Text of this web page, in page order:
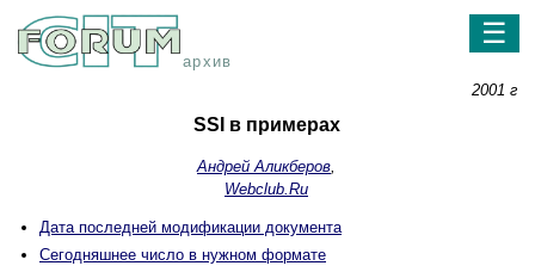
архив
☰
2001 г
SSI в примерах
Андрей Аликберов,
Webclub.Ru
Дата последней модификации документа
Сегодняшнее число в нужном формате